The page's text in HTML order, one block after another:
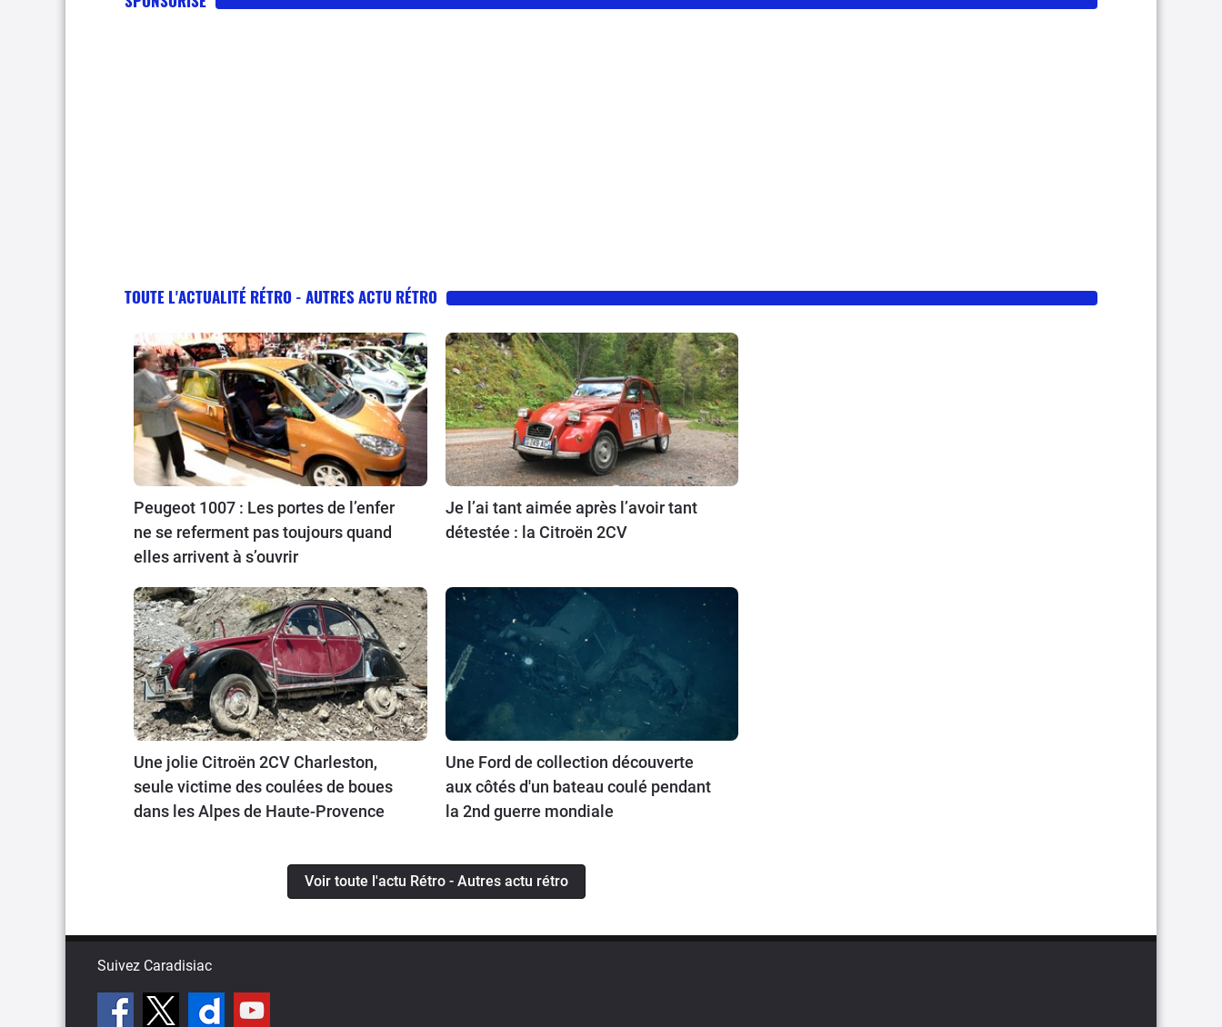
TOUTE L'ACTUALITÉ RÉTRO - AUTRES ACTU RÉTRO
Peugeot 1007 : Les portes de l’enfer
ne se referment pas toujours quand
elles arrivent à s’ouvrir
Je l’ai tant aimée après l’avoir tant
détestée : la Citroën 2CV
Une jolie Citroën 2CV Charleston,
seule victime des coulées de boues
dans les Alpes de Haute-Provence
Une Ford de collection découverte
aux côtés d'un bateau coulé pendant
la 2nd guerre mondiale
Voir toute l'actu Rétro - Autres actu rétro
Suivez Caradisiac